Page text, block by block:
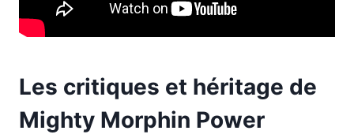
Les critiques et héritage de
Mighty Morphin Power